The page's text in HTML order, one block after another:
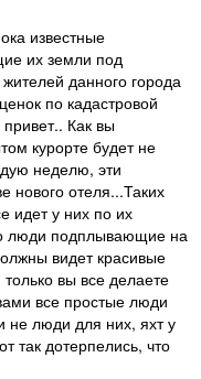
известные
их земли под
данного города
по кадастровой
Как вы
курорте будет не
неделю, эти
нового отеля...Таких
идет у них по их
люди подплывающие на
видет красивые
вы все делаете
все простые люди
люди для них, яхт у
так дотерпелись, что